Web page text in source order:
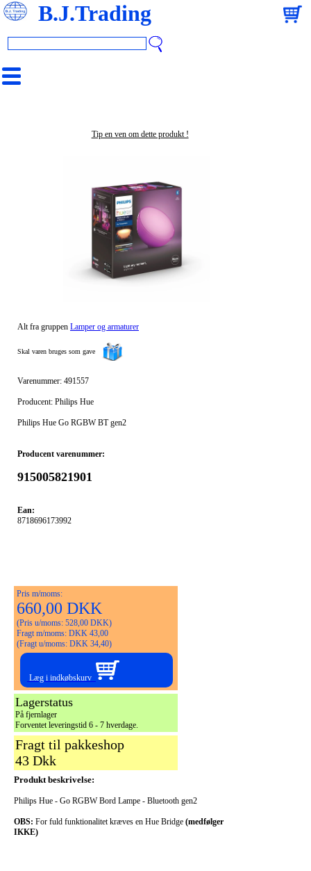
B.J.Trading
Tip en ven om dette produkt !
Alt fra gruppen Lamper og armaturer
Skal varen bruges som gave
Varenummer: 491557
Producent: Philips Hue
Philips Hue Go RGBW BT gen2
Producent varenummer:
915005821901
Ean:
8718696173992
Pris m/moms:
660,00 DKK
(Pris u/moms: 528,00 DKK)
Fragt m/moms: DKK 43,00
(Fragt u/moms: DKK 34,40)
Læg i indkøbskurv
Lagerstatus
På fjernlager
Forventet leveringstid 6 - 7 hverdage.
Fragt til pakkeshop
43 Dkk
Produkt beskrivelse:
Philips Hue - Go RGBW Bord Lampe - Bluetooth gen2
OBS: For fuld funktionalitet kræves en Hue Bridge (medfølger
IKKE)